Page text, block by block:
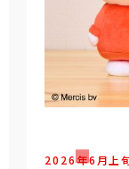
2026年6 月 上